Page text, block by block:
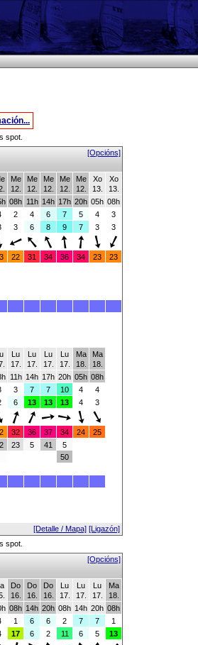
spot.
[Opcións]
Me
12.
Me
12.
Me
12.
Me
12.
Me
12.
Xo
13.
Xo
13.
08h 11h 14h 17h 20h 05h 08h
2 4 6 7 5 4
3
3 6 8 9 7 3
3
22 31 34 36 34 23 23
Lu
17.
Lu
17.
Lu
17.
Lu
17.
Ma
18.
Ma
18.
11h 14h 17h 20h 05h 08h
3 7 7 10 4
4
6 13 13 13 4
3
32 36 37 34 24 25
23 5 41
5
50
[Detalle / Mapa] [Ligazón]
spot.
[Opcións]
Do
16.
Do
16.
Do
16.
Lu
17.
Lu
17.
Lu
17.
Ma
18.
08h 14h 20h 08h 14h 20h 08h
1 6 6 2 7 7
1
17 6 2 11 6 5
13